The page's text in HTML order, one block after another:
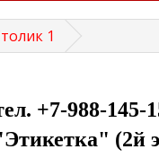
1
+7-988-145-
(2й